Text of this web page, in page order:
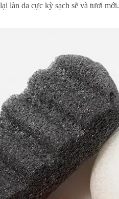
làn da cực kỳ sạch sẽ và tươi mới.